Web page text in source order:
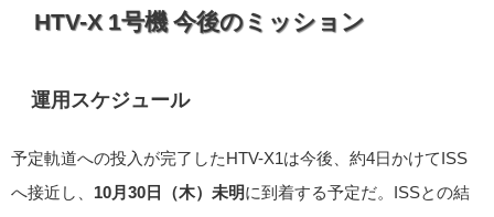
HTV-X 1号機 今後のミッション
運用スケジュール
予定軌道への投入が完了したHTV-X1は今後、約4日かけてISS
へ接近し、 10月30日（木）未明 に到着する予定だ。ISSとの結